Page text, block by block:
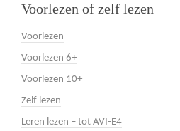
Voorlezen of zelf lezen
Voorlezen
Voorlezen 6+
Voorlezen 10+
Zelf lezen
Leren lezen – tot AVI-E4